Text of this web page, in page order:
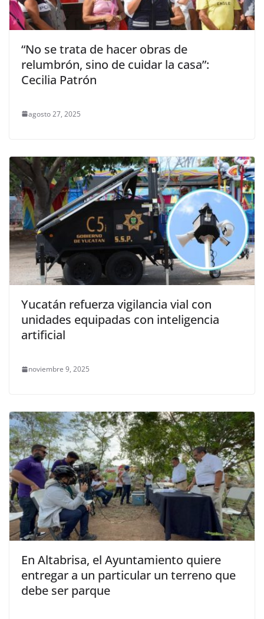
“No se trata de hacer obras de
relumbrón, sino de cuidar la casa”:
Cecilia Patrón
agosto 27, 2025
Yucatán refuerza vigilancia vial con
unidades equipadas con inteligencia
artificial
noviembre 9, 2025
En Altabrisa, el Ayuntamiento quiere
entregar a un particular un terreno que
debe ser parque